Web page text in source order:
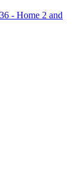
- Home 2 and